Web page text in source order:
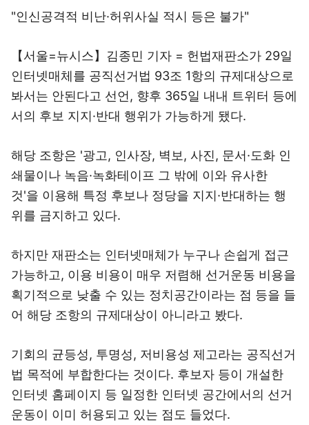
"인신공격적 비난·허위사실 적시 등은 불가"
【서울=뉴시스】김종민 기자 = 헌법재판소가 29일
인터넷매체를 공직선거법 93조 1항의 규제대상으로
봐서는 안된다고 선언, 향후 365일 내내 트위터 등에
서의 후보 지지·반대 행위가 가능하게 됐다.
해당 조항은 '광고, 인사장, 벽보, 사진, 문서·도화 인
쇄물이나 녹음·녹화테이프 그 밖에 이와 유사한
것'을 이용해 특정 후보나 정당을 지지·반대하는 행
위를 금지하고 있다.
하지만 재판소는 인터넷매체가 누구나 손쉽게 접근
가능하고, 이용 비용이 매우 저렴해 선거운동 비용을
획기적으로 낮출 수 있는 정치공간이라는 점 등을 들
어 해당 조항의 규제대상이 아니라고 봤다.
기회의 균등성, 투명성, 저비용성 제고라는 공직선거
법 목적에 부합한다는 것이다. 후보자 등이 개설한
인터넷 홈페이지 등 일정한 인터넷 공간에서의 선거
운동이 이미 허용되고 있는 점도 들었다.